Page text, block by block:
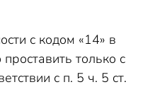
с кодом «14» в
только с
с п. 5 ч. 5 ст.